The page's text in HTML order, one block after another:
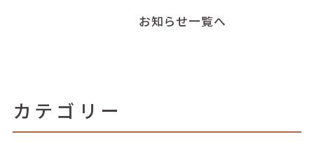
お知らせ一覧へ
カテゴリー